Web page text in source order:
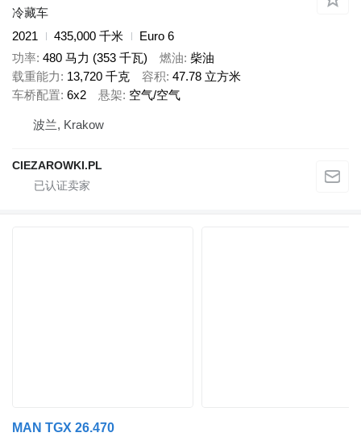
冷藏车
2021
435,000 千米
Euro 6
功率 480 马力 (353 千瓦) 燃油 柴油
载重能力
13,720 千克 容积 47.78 立方米
车桥配置 6x2 悬架 空气/空气
波兰, Krakow
CIEZAROWKI.PL
MAN TGX 26.470